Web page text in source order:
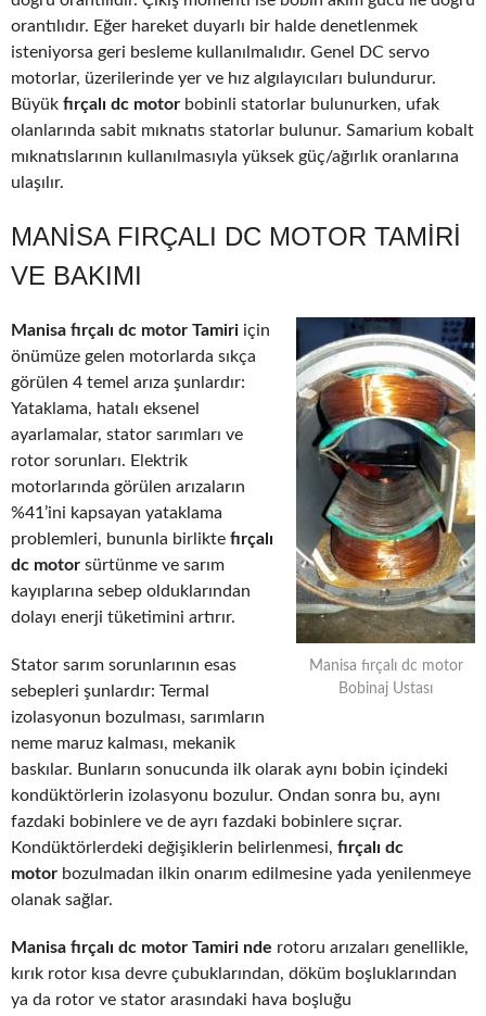
orantılıdır. Eğer hareket duyarlı bir halde denetlenmek
isteniyorsa geri besleme kullanılmalıdır. Genel DC servo
motorlar, üzerilerinde yer ve hız algılayıcıları bulundurur.
Büyük fırçalı dc motor bobinli statorlar bulunurken, ufak
olanlarında sabit mıknatıs statorlar bulunur. Samarium kobalt
mıknatıslarının kullanılmasıyla yüksek güç/ağırlık oranlarına
ulaşılır.
MANISA FIRÇALI DC MOTOR TAMIRI
VE BAKIMI
Manisa fırçalı dc motor
Bobinaj Ustası
Manisa fırçalı dc motor Tamiri için
önümüze gelen motorlarda sıkça
görülen 4 temel arıza şunlardır:
Yataklama, hatalı eksenel
ayarlamalar, stator sarımları ve
rotor sorunları. Elektrik
motorlarında görülen arızaların
%41’ini kapsayan yataklama
problemleri, bununla birlikte fırçalı
dc motor sürtünme ve sarım
kayıplarına sebep olduklarından
dolayı enerji tüketimini artırır.
Stator sarım sorunlarının esas
sebepleri şunlardır: Termal
izolasyonun bozulması, sarımların
neme maruz kalması, mekanik
baskılar. Bunların sonucunda ilk olarak aynı bobin içindeki
kondüktörlerin izolasyonu bozulur. Ondan sonra bu, aynı
fazdaki bobinlere ve de ayrı fazdaki bobinlere sıçrar.
Kondüktörlerdeki değişiklerin belirlenmesi, fırçalı dc
motor bozulmadan ilkin onarım edilmesine yada yenilenmeye
olanak sağlar.
Manisa fırçalı dc motor Tamiri nde rotoru arızaları genellikle,
kırık rotor kısa devre çubuklarından, döküm boşluklarından
ya da rotor ve stator arasındaki hava boşluğu